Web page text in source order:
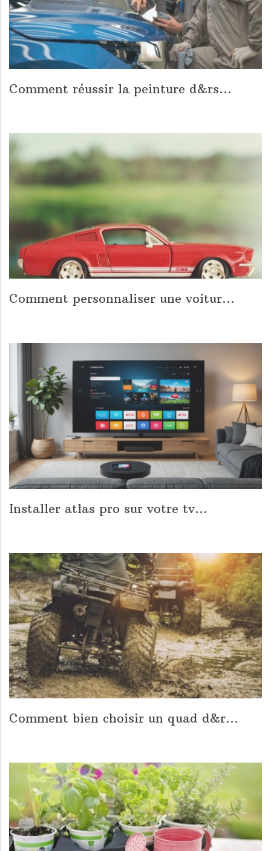
Comment réussir la peinture d&rs...
Comment personnaliser une voitur...
Installer atlas pro sur votre tv...
Comment bien choisir un quad d&r...